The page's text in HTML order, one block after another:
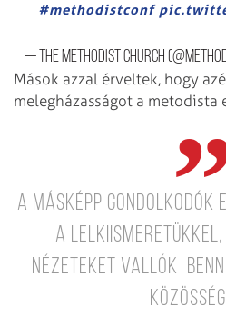
#methodistconf
— The Methodist Church
Mások azzal érveltek, hogy
melegházasságot a metodista
a másképp
a lelkiismeretükkel,
nézeteket vallók